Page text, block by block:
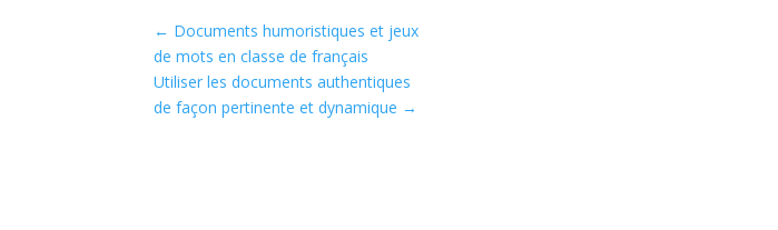
← Documents humoristiques et jeux
de mots en classe de français
Utiliser les documents authentiques
de façon pertinente et dynamique →